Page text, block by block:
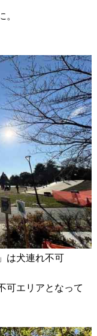
は犬連れ不可
可エリアとなって